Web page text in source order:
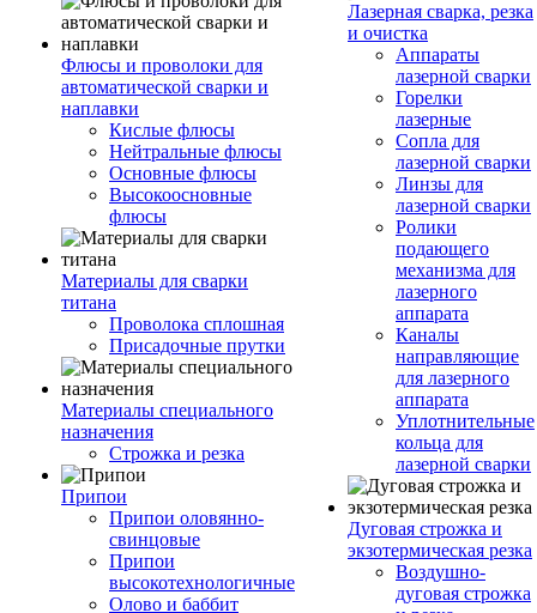
Флюсы и проволоки для
автоматической сварки и
наплавки
Кислые флюсы
Нейтральные флюсы
Основные флюсы
Высокоосновные
флюсы
Материалы для сварки
титана
Проволока сплошная
Присадочные прутки
Материалы специального
назначения
Строжка и резка
Припои
Припои оловянно-
свинцовые
Припои
высокотехнологичные
Олово и баббит
Лазерная сварка, резка
и очистка
Аппараты
лазерной сварки
Горелки
лазерные
Сопла для
лазерной сварки
Линзы для
лазерной сварки
Ролики
подающего
механизма для
лазерного
аппарата
Каналы
направляющие
для лазерного
аппарата
Уплотнительные
кольца для
лазерной сварки
Дуговая строжка и
экзотермическая резка
Воздушно-
дуговая строжка